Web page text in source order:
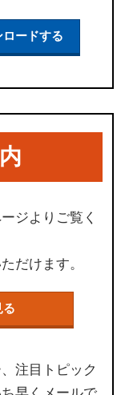
ードする
ジよりご覧く
だけます。
る
注目トピック